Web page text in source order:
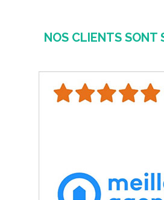
NOS CLIENTS SONT